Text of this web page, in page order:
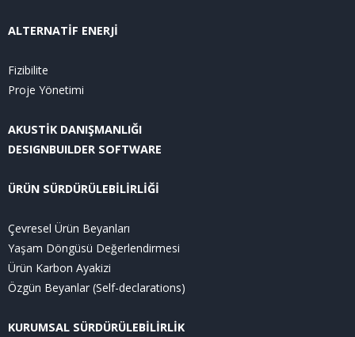
ALTERNATİF ENERJİ
Fizibilite
Proje Yönetimi
AKUSTİK DANIŞMANLIĞI
DESIGNBUILDER SOFTWARE
ÜRÜN SÜRDÜRÜLEBİLİRLİĞİ
Çevresel Ürün Beyanları
Yaşam Döngüsü Değerlendirmesi
Ürün Karbon Ayakizi
Özgün Beyanlar (Self-declarations)
KURUMSAL SÜRDÜRÜLEBİLİRLİK